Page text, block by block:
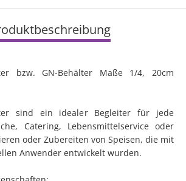
bzw. GN-Behälter Maße 1/4, 20cm
sind ein idealer Begleiter für jede
Catering, Lebensmittelservice oder
oder Zubereiten von Speisen, die mit
Anwender entwickelt wurden.